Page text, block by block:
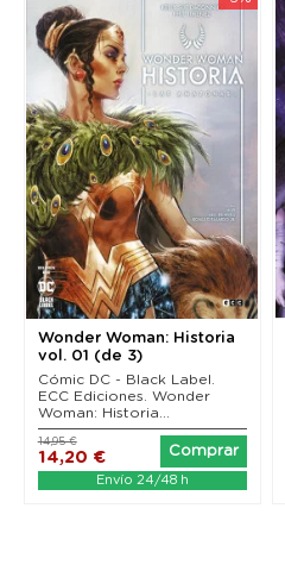
Wonder Woman: Historia
vol. 01 (de 3)
Cómic DC - Black Label.
ECC Ediciones. Wonder
Woman: Historia...
14,20 €
14,95 €
Comprar
Envío 24/48 h